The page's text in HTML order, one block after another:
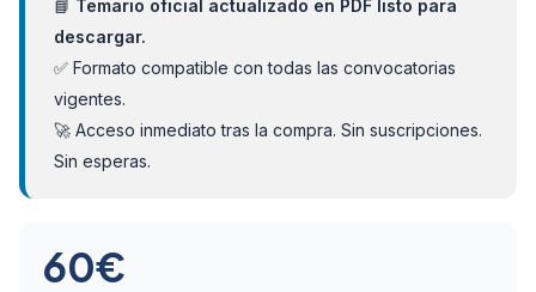
📘 Temario oficial actualizado en PDF listo para
descargar.
✅ Formato compatible con todas las convocatorias
vigentes.
🚀 Acceso inmediato tras la compra. Sin suscripciones.
Sin esperas.
60€